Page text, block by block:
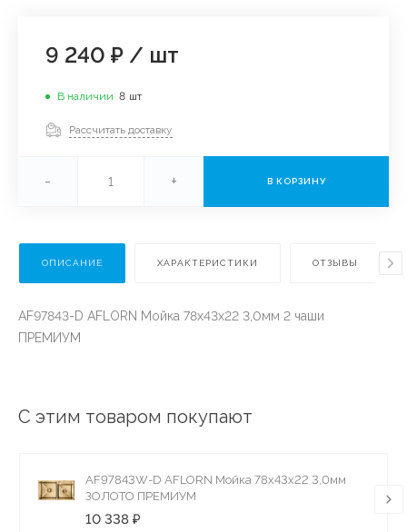
9 240 ₽ / шт
В наличии 8 шт
Рассчитать доставку
- + В КОРЗИНУ
ОПИСАНИЕ ХАРАКТЕРИСТИКИ ОТЗЫВЫ
AF97843-D AFLORN Мойка 78х43х22 3,0мм 2 чаши
ПРЕМИУМ
С этим товаром покупают
AF97843W-D AFLORN Мойка 78х43х22 3,0мм
ЗОЛОТО ПРЕМИУМ
10 338 ₽